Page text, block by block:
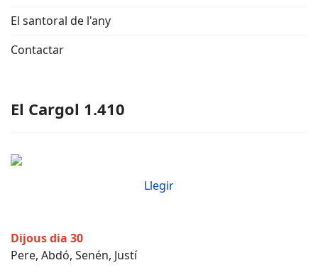
El santoral de l'any
Contactar
El Cargol 1.410
Llegir
Dijous dia 30
Pere, Abdó, Senén, Justí